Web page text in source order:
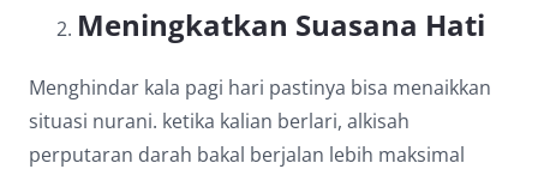
Meningkatkan Suasana Hati
Menghindar kala pagi hari pastinya bisa menaikkan
situasi nurani. ketika kalian berlari, alkisah
perputaran darah bakal berjalan lebih maksimal